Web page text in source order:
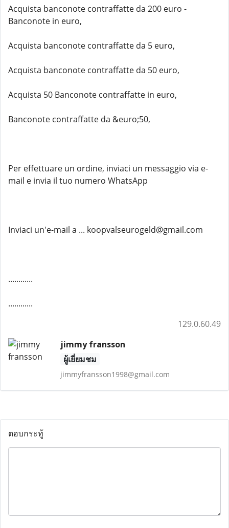
Acquista banconote contraffatte da 200 euro -
Banconote in euro,
Acquista banconote contraffatte da 5 euro,
Acquista banconote contraffatte da 50 euro,
Acquista 50 Banconote contraffatte in euro,
Banconote contraffatte da &euro;50,
Per effettuare un ordine, inviaci un messaggio via e-
mail e invia il tuo numero WhatsApp
Inviaci un'e-mail a ... koopvalseurogeld@gmail.com
............
............
129.0.60.49
jimmy fransson
ผู้เยี่ยมชม
jimmyfransson1998@gmail.com
ตอบกระทู้